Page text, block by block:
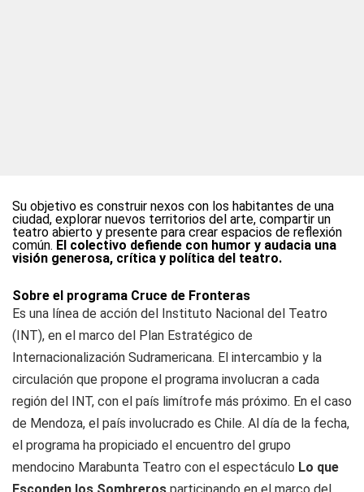
Su objetivo es construir nexos con los habitantes de una
ciudad, explorar nuevos territorios del arte, compartir un
teatro abierto y presente para crear espacios de reflexión
común. El colectivo defiende con humor y audacia una
visión generosa, crítica y política del teatro.
Sobre el programa Cruce de Fronteras
Es una línea de acción del Instituto Nacional del Teatro
(INT), en el marco del Plan Estratégico de
Internacionalización Sudramericana. El intercambio y la
circulación que propone el programa involucran a cada
región del INT, con el país limítrofe más próximo. En el caso
de Mendoza, el país involucrado es Chile. Al día de la fecha,
el programa ha propiciado el encuentro del grupo
mendocino Marabunta Teatro con el espectáculo Lo que